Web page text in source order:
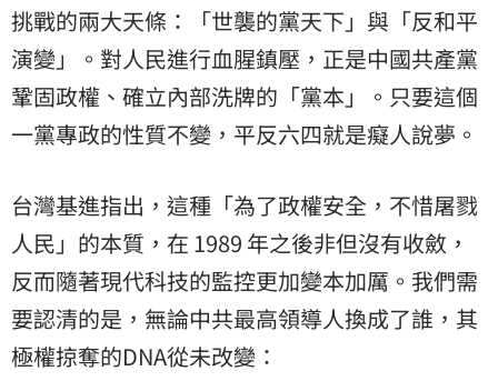
挑戰的兩大天條：「世襲的黨天下」與「反和平
演變」。對人民進行血腥鎮壓，正是中國共產黨
鞏固政權、確立內部洗牌的「黨本」。只要這個
一黨專政的性質不變，平反六四就是癡人說夢。
台灣基進指出，這種「為了政權安全，不惜屠戮
人民」的本質，在 1989 年之後非但沒有收斂，
反而隨著現代科技的監控更加變本加厲。我們需
要認清的是，無論中共最高領導人換成了誰，其
極權掠奪的DNA從未改變：